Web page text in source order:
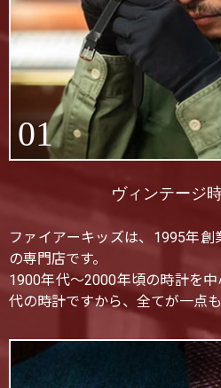
01
ヴィンテージ
ファイアーキッズは、1995年
の専門店です。
1900年代〜2000年頃の時計を
代の時計ですから、全てが一点も